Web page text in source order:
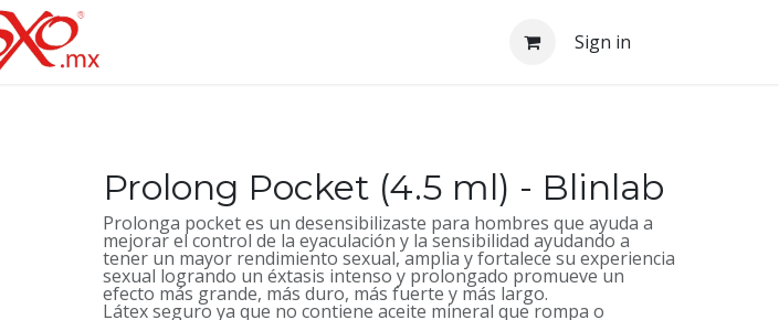
Sign in
Prolong Pocket (4.5 ml) - Blinlab
Prolonga pocket es un desensibilizaste para hombres que ayuda a
mejorar el control de la eyaculación y la sensibilidad ayudando a
tener un mayor rendimiento sexual, amplia y fortalece su experiencia
sexual logrando un éxtasis intenso y prolongado promueve un
efecto más grande, más duro, más fuerte y más largo.
Látex seguro ya que no contiene aceite mineral que rompa o